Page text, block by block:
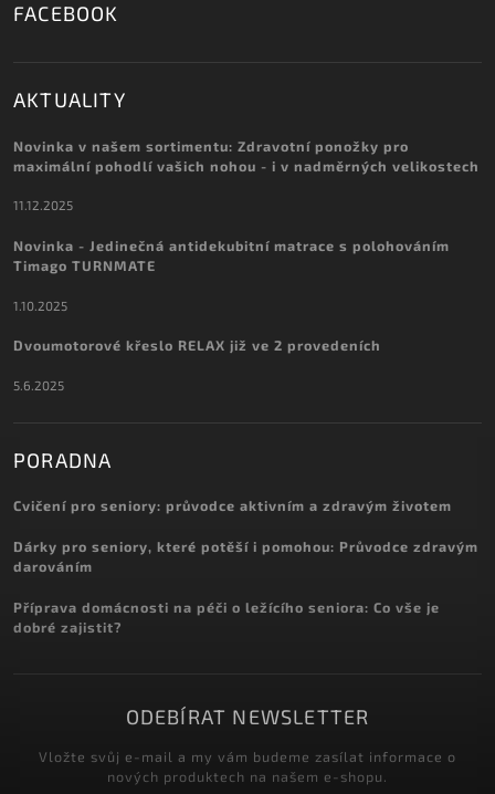
FACEBOOK
AKTUALITY
Novinka v našem sortimentu: Zdravotní ponožky pro
maximální pohodlí vašich nohou - i v nadměrných velikostech
11.12.2025
Novinka - Jedinečná antidekubitní matrace s polohováním
Timago TURNMATE
1.10.2025
Dvoumotorové křeslo RELAX již ve 2 provedeních
5.6.2025
PORADNA
Cvičení pro seniory: průvodce aktivním a zdravým životem
Dárky pro seniory, které potěší i pomohou: Průvodce zdravým
darováním
Příprava domácnosti na péči o ležícího seniora: Co vše je
dobré zajistit?
ODEBÍRAT NEWSLETTER
Vložte svůj e-mail a my vám budeme zasílat informace o
nových produktech na našem e-shopu.